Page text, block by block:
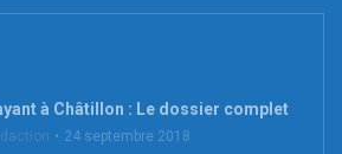
à Châtillon : Le dossier complet
24 septembre 2018